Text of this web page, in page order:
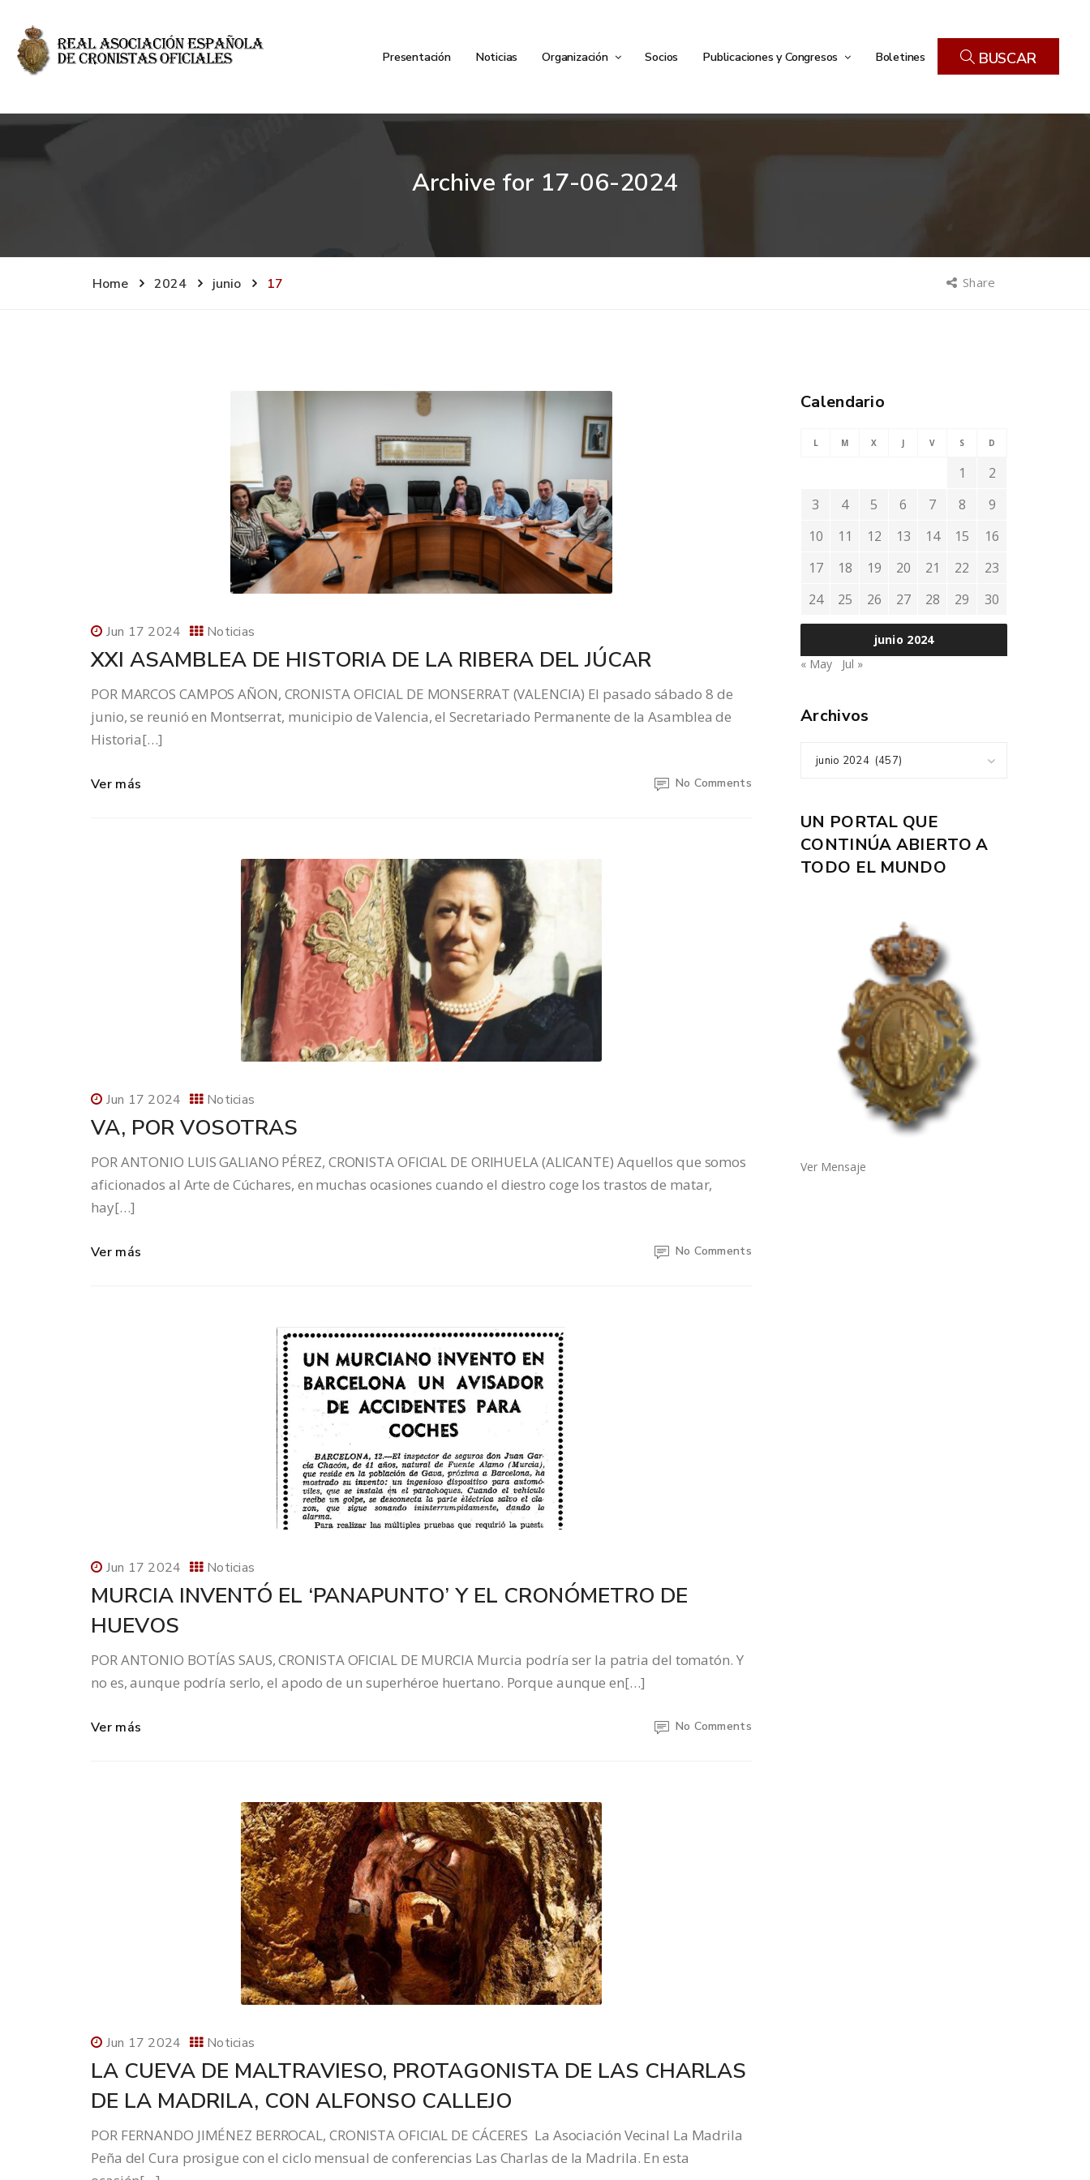
Presentación Noticias Organización Socios Publicaciones y Congresos Boletines BUSCAR
Archive for 17-06-2024
Home 2024 junio 17 Share
Jun 17 2024 Noticias
XXI ASAMBLEA DE HISTORIA DE LA RIBERA DEL JÚCAR
POR MARCOS CAMPOS AÑON, CRONISTA OFICIAL DE MONSERRAT (VALENCIA) El pasado sábado 8 de
junio, se reunió en Montserrat, municipio de Valencia, el Secretariado Permanente de la Asamblea de
Historia[…]
Ver más No Comments
Jun 17 2024 Noticias
VA, POR VOSOTRAS
POR ANTONIO LUIS GALIANO PÉREZ, CRONISTA OFICIAL DE ORIHUELA (ALICANTE) Aquellos que somos
aficionados al Arte de Cúchares, en muchas ocasiones cuando el diestro coge los trastos de matar,
hay[…]
Ver más No Comments
Jun 17 2024 Noticias
MURCIA INVENTÓ EL ‘PANAPUNTO’ Y EL CRONÓMETRO DE
HUEVOS
POR ANTONIO BOTÍAS SAUS, CRONISTA OFICIAL DE MURCIA Murcia podría ser la patria del tomatón. Y
no es, aunque podría serlo, el apodo de un superhéroe huertano. Porque aunque en[…]
Ver más No Comments
Jun 17 2024 Noticias
LA CUEVA DE MALTRAVIESO, PROTAGONISTA DE LAS CHARLAS
DE LA MADRILA, CON ALFONSO CALLEJO
POR FERNANDO JIMÉNEZ BERROCAL, CRONISTA OFICIAL DE CÁCERES La Asociación Vecinal La Madrila
Peña del Cura prosigue con el ciclo mensual de conferencias Las Charlas de la Madrila. En esta
Calendario
junio 2024
L M X J V S D
1
2
3
4 5 6 7 8
9
10
11 12 13 14 15
16
17
18 19 20 21 22
23
24
25 26 27 28 29 30
« May Jul »
Archivos
junio 2024 (457)
UN PORTAL QUE
CONTINÚA ABIERTO A
TODO EL MUNDO
Ver Mensaje